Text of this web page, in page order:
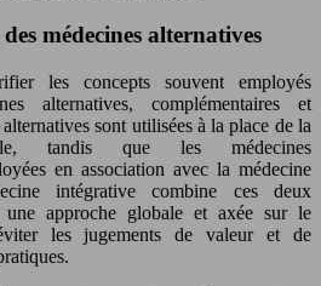
médecines alternatives
les concepts souvent employés
alternatives, complémentaires et
sont utilisées à la place de la
tandis que les médecines
en association avec la médecine
intégrative combine ces deux
une approche globale et axée sur le
les jugements de valeur et de